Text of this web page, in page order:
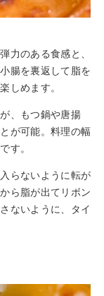
力のある食感と、
腸を裏返して脂を
しめます。
、もつ鍋や唐揚
が可能。料理の幅
す。
らないように転が
ら脂が出てリボン
ないように、タイ